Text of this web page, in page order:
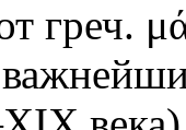
греч.